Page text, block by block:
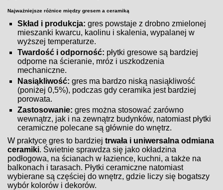
Najważniejsze różnice między gresem a ceramiką
Skład i produkcja: gres powstaje z drobno zmielonej
mieszanki kwarcu, kaolinu i skalenia, wypalanej w
wyższej temperaturze.
Twardość i odporność: płytki gresowe są bardziej
odporne na ścieranie, mróz i uszkodzenia
mechaniczne.
Nasiąkliwość: gres ma bardzo niską nasiąkliwość
(poniżej 0,5%), podczas gdy ceramika jest bardziej
porowata.
Zastosowanie: gres można stosować zarówno
wewnątrz, jak i na zewnątrz budynków, natomiast płytki
ceramiczne polecane są głównie do wnętrz.
W praktyce gres to bardziejtrwała i uniwersalna odmiana
ceramiki. Świetnie sprawdza się jako okładzina
podłogowa, na ścianach w łazience, kuchni, a także na
balkonach i tarasach. Płytki ceramiczne natomiast
wybierane są częściej do wnętrz, gdzie liczy się bogatszy
wybór kolorów i dekorów.